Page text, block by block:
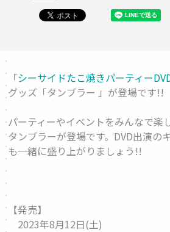
「シーサイドたこ焼きパーティー
グッズ「タンブラー 」が登場です!!
パーティーやイベントをみんなで楽
タンブラーが登場です。DVD出演の
も一緒に盛り上がりましょう!!
【発売】
2023年8月12日(土)